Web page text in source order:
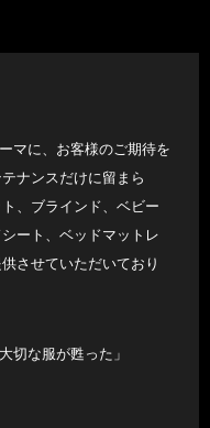
マに、お客様のご期待を
ナンスだけに留まら
、ブラインド、ベビー
ート、ベッドマットレ
させていただいており
切な服が甦った」